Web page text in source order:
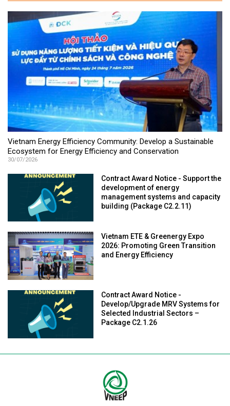
Vietnam Energy Efficiency Community: Develop a Sustainable
Ecosystem for Energy Efficiency and Conservation
30/07/2026
Contract Award Notice - Support the
development of energy
management systems and capacity
building (Package C2.2.11)
Vietnam ETE & Greenergy Expo
2026: Promoting Green Transition
and Energy Efficiency
Contract Award Notice -
Develop/Upgrade MRV Systems for
Selected Industrial Sectors –
Package C2.1.26